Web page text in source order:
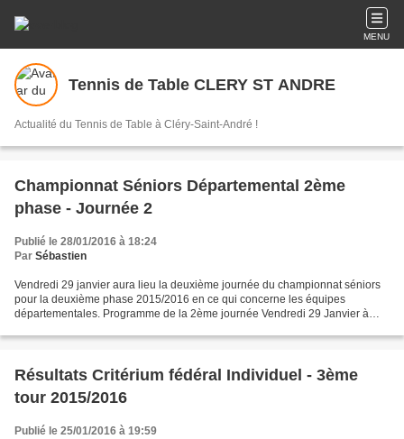
MENU
Tennis de Table CLERY ST ANDRE
Actualité du Tennis de Table à Cléry-Saint-André !
Championnat Séniors Départemental 2ème
phase - Journée 2
Publié le 28/01/2016 à 18:24
Par Sébastien
Vendredi 29 janvier aura lieu la deuxième journée du championnat séniors
pour la deuxième phase 2015/2016 en ce qui concerne les équipes
départementales. Programme de la 2ème journée Vendredi 29 Janvier à
Résultats Critérium fédéral Individuel - 3ème
tour 2015/2016
Publié le 25/01/2016 à 19:59